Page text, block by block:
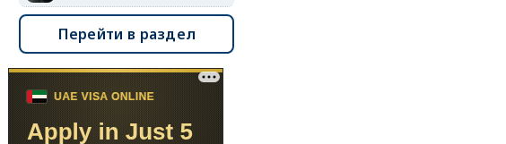
Перейти в раздел